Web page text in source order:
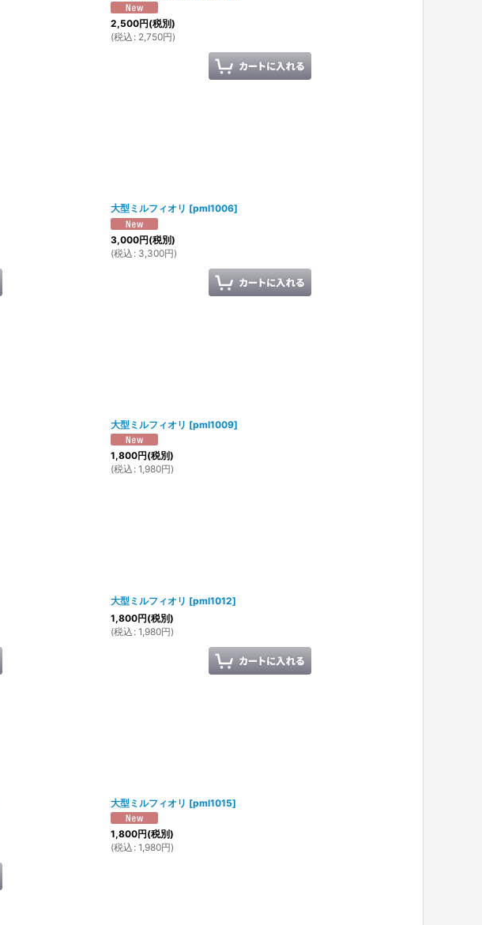
2,500円(税別)
(税込 : 2,750円)
大型ミルフィオリ [pml1006]
3,000円(税別)
(税込 : 3,300円)
大型ミルフィオリ [pml1009]
1,800円(税別)
(税込 : 1,980円)
大型ミルフィオリ [pml1012]
1,800円(税別)
(税込 : 1,980円)
大型ミルフィオリ [pml1015]
1,800円(税別)
(税込 : 1,980円)